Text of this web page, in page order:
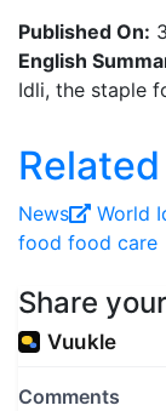
Published On:
English
Idli, the staple
News World
food food care
Share